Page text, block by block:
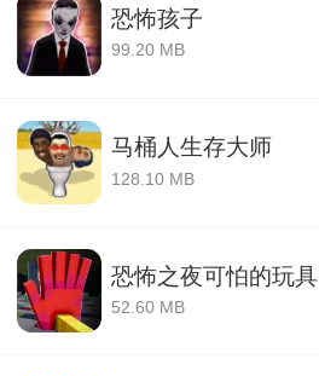
恐怖孩子
99.20 MB
马桶人生存大师
128.10 MB
恐怖之夜可怕的玩具
52.60 MB